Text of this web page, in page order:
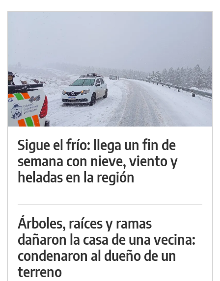
Sigue el frío: llega un fin de
semana con nieve, viento y
heladas en la región
Árboles, raíces y ramas
dañaron la casa de una vecina:
condenaron al dueño de un
terreno